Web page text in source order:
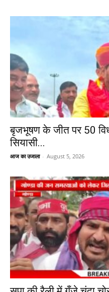
बृजभूषण के जीत पर 50
सियासी...
आज का उजाला - August 5, 2026